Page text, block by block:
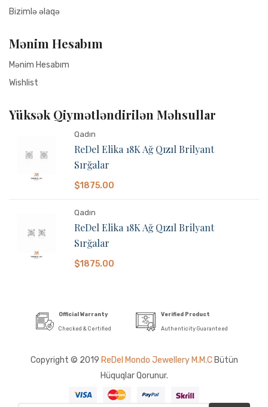
Bizimlə əlaqə
Mənim Hesabım
Mənim Hesabım
Wishlist
Yüksək Qiymətləndirilən Məhsullar
Qadın
ReDel Elika 18K Ağ Qızıl Brilyant
Sırğalar
$1875.00
Qadın
ReDel Elika 18K Ağ Qızıl Brilyant
Sırğalar
$1875.00
Official Warranty
Checked & Certified
Verified Product
Authenticity Guaranteed
Copyright © 2019 ReDel Mondo Jewellery M.M.C Bütün
Hüquqlar Qorunur.